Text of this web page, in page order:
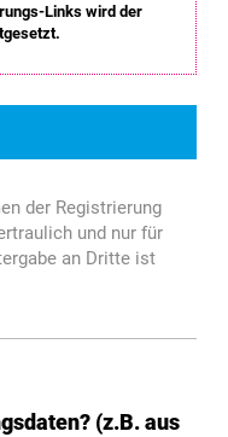
Links wird der
der Registrierung
und nur für
an Dritte ist
(z.B. aus